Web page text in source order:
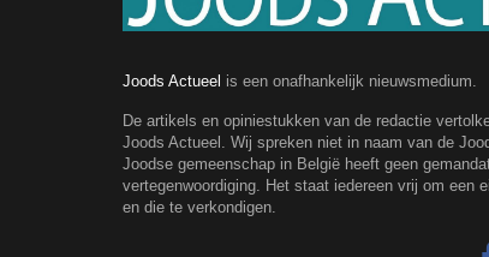
Joods Actueel is een onafhankelijk nieuwsmedium.
De artikels en opiniestukken van de redactie
Joods Actueel. Wij spreken niet in naam van de
Joodse gemeenschap in België heeft geen
vertegenwoordiging. Het staat iedereen vrij om een
en die te verkondigen.